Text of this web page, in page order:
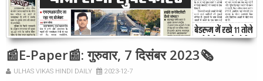
📰E-Paper📰: गुरुवार, 7 दिसंबर 2023🗞
ULHAS VIKAS HINDI DAILY 2023-12-7